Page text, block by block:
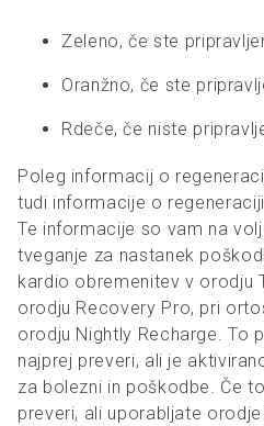
Zeleno, če ste
Oranžno, če ste
Rdeče, če niste
Poleg informacij o
tudi informacije o
Te informacije so vam na
tveganje za nastanek
kardio obremenitev v orodju
orodju Recovery Pro, pri
orodju Nightly Recharge. To
najprej preveri, ali je
za bolezni in poškodbe. Če
preveri, ali uporabljate